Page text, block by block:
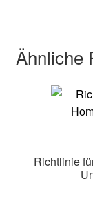
Ähnliche
Richtlinie